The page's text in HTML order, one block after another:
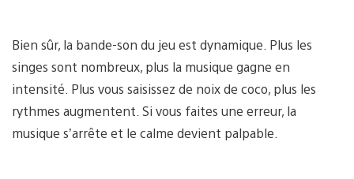
Bien sûr, la bande-son du jeu est dynamique. Plus les
singes sont nombreux, plus la musique gagne en
intensité. Plus vous saisissez de noix de coco, plus les
rythmes augmentent. Si vous faites une erreur, la
musique s’arrête et le calme devient palpable.